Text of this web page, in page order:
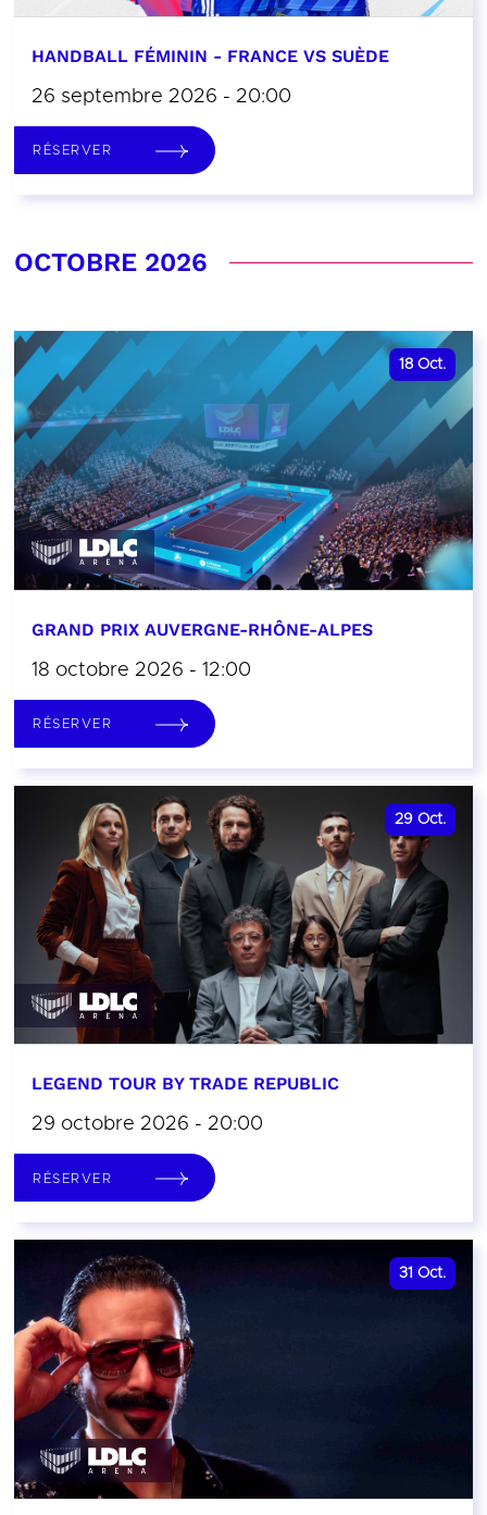
HANDBALL FÉMININ - FRANCE VS SUÈDE
26 septembre 2026 - 20:00
RÉSERVER
OCTOBRE 2026
18 Oct.
GRAND PRIX AUVERGNE-RHÔNE-ALPES
18 octobre 2026 - 12:00
RÉSERVER
29 Oct.
LEGEND TOUR BY TRADE REPUBLIC
29 octobre 2026 - 20:00
RÉSERVER
31 Oct.